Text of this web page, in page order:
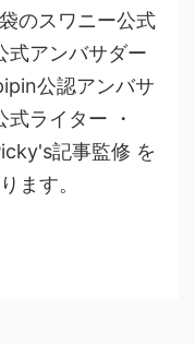
のスワニー公式
式アンバサダー
公認アンバサ
ライター ・
記事監修 を
ます。